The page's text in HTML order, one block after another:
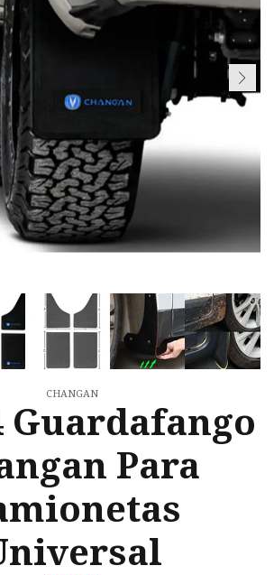
CHANGAN
Guardafango
Para